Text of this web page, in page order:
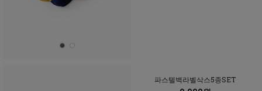
파스텔백라벨삭스5종SET